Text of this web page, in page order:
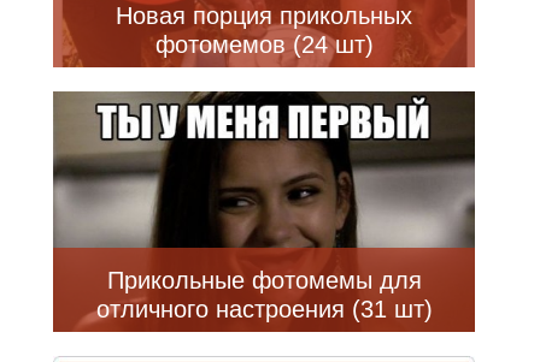
Новая порция прикольных
фотомемов (24 шт)
Прикольные фотомемы для
отличного настроения (31 шт)